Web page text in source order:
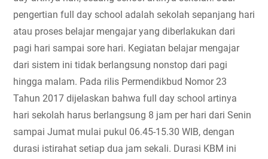
pengertian full day school adalah sekolah sepanjang hari
atau proses belajar mengajar yang diberlakukan dari
pagi hari sampai sore hari. Kegiatan belajar mengajar
dari sistem ini tidak berlangsung nonstop dari pagi
hingga malam. Pada rilis Permendikbud Nomor 23
Tahun 2017 dijelaskan bahwa full day school artinya
hari sekolah harus berlangsung 8 jam per hari dari Senin
sampai Jumat mulai pukul 06.45-15.30 WIB, dengan
durasi istirahat setiap dua jam sekali. Durasi KBM ini